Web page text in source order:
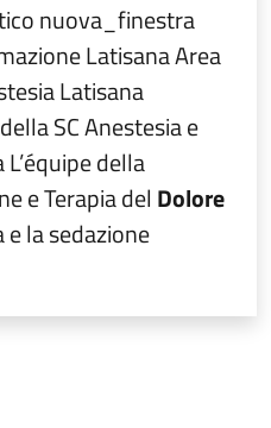
nuova_finestra
Latisana Area
Latisana
SC Anestesia e
della
e Terapia del Dolore
e la sedazione